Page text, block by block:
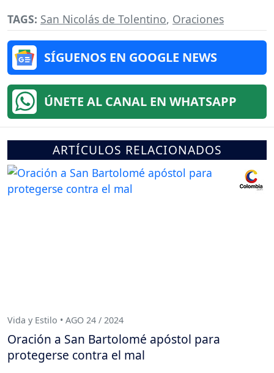
TAGS: San Nicolás de Tolentino, Oraciones
SÍGUENOS EN GOOGLE NEWS
ÚNETE AL CANAL EN WHATSAPP
ARTÍCULOS RELACIONADOS
Vida y Estilo • AGO 24 / 2024
Oración a San Bartolomé apóstol para
protegerse contra el mal